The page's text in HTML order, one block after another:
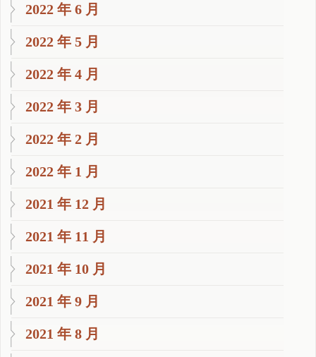
2022 年 6 月
2022 年 5 月
2022 年 4 月
2022 年 3 月
2022 年 2 月
2022 年 1 月
2021 年 12 月
2021 年 11 月
2021 年 10 月
2021 年 9 月
2021 年 8 月